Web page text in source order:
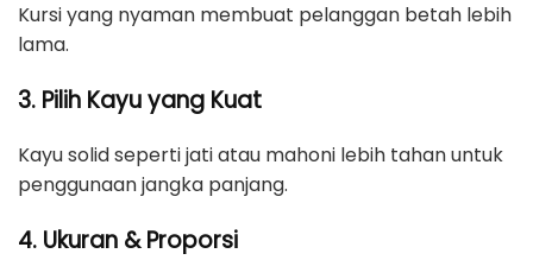
Kursi yang nyaman membuat pelanggan betah lebih
lama.
3. Pilih Kayu yang Kuat
Kayu solid seperti jati atau mahoni lebih tahan untuk
penggunaan jangka panjang.
4. Ukuran & Proporsi